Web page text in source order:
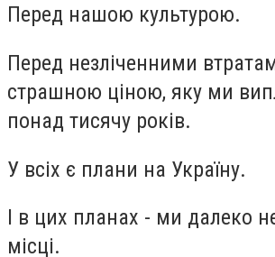
Перед нашою культурою.
Перед незліченними
страшною ціною, яку ми
понад тисячу років.
У всіх є плани на Україну.
І в цих планах - ми далеко
місці.